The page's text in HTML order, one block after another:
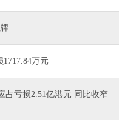
1717.84万元
占亏损2.51亿港元 同比收窄